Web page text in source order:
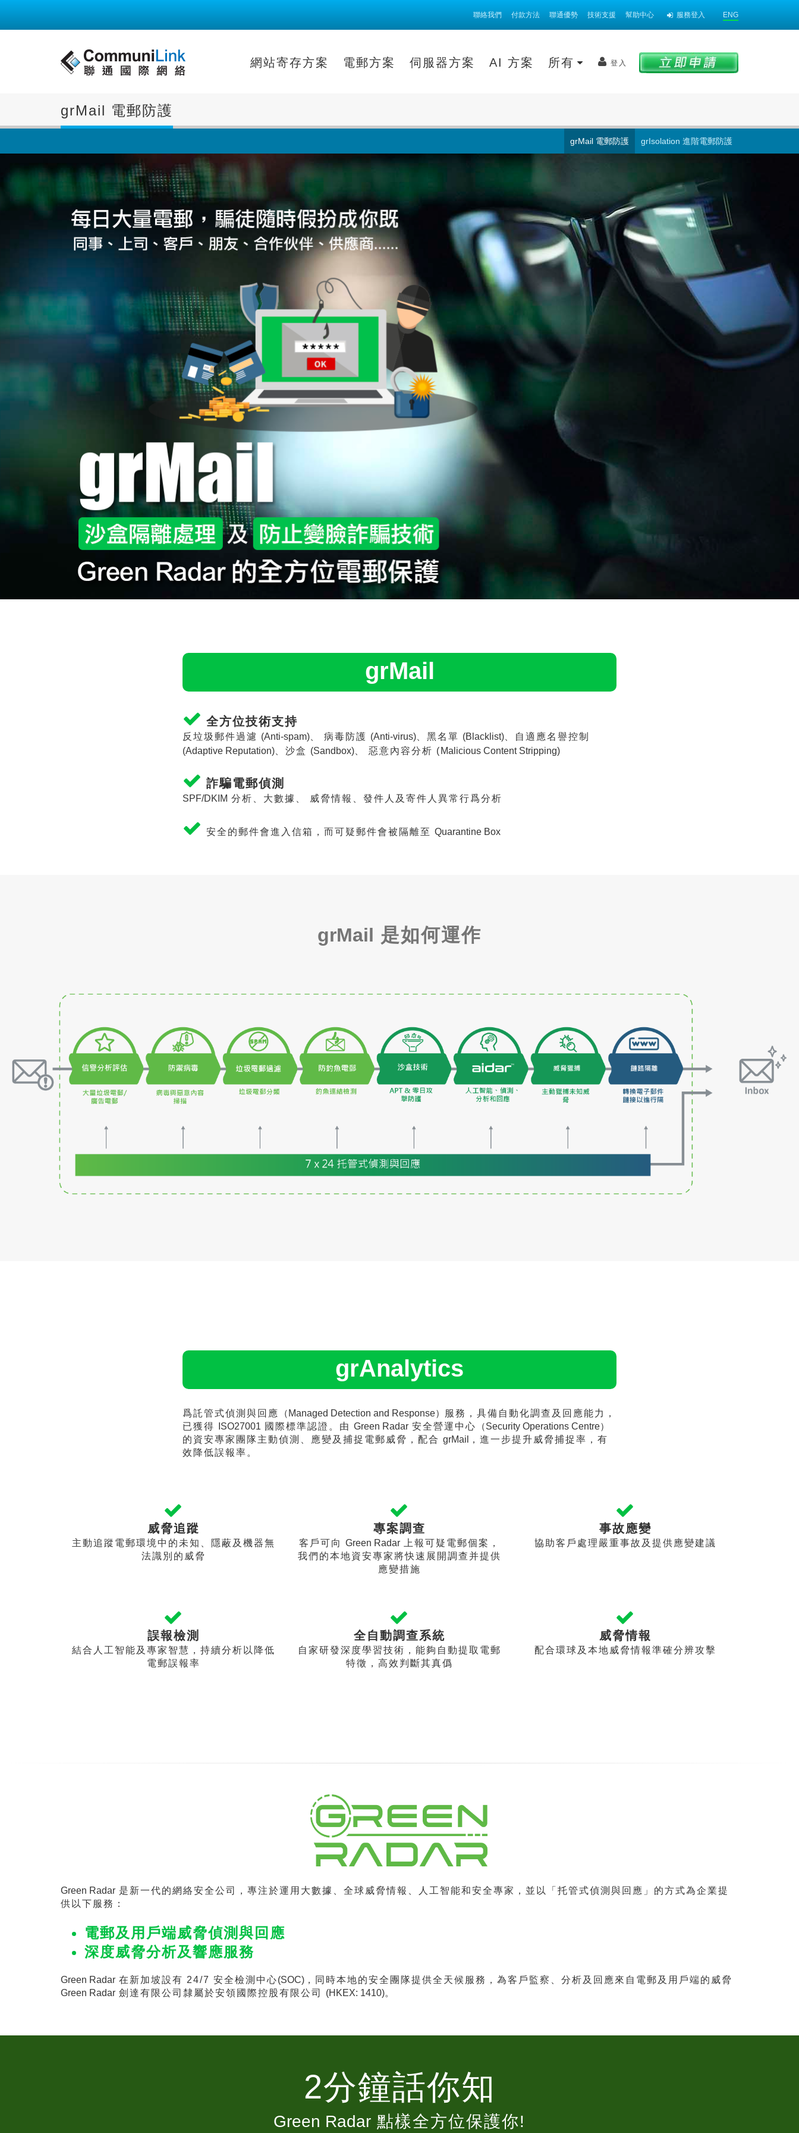
聯絡我們 付款方法 聯通優勢 技術支援 幫助中心 服務登入 ENG
網站寄存方案 電郵方案 伺服器方案 AI 方案 所有 登入
grMail 電郵防護
grIsolation 進階電郵防護
grMail 電郵防護
grMail
全方位技術支持
反垃圾郵件過濾 (Anti-spam) 、 病毒防護 (Anti-virus) 、黑名單 (Blacklist) 、自適應名譽控制
(Adaptive Reputation) 、沙盒 (Sandbox) 、 惡意內容分析 ( Malicious Content Stripping)
詐騙電郵偵測
SPF/DKIM 分析、大數據、 威脅情報、發件人及寄件人異常行爲分析
安全的郵件會進入信箱，而可疑郵件會被隔離至 Quarantine Box
grMail 是如何運作
grAnalytics
爲託管式偵測與回應 （Managed Detection and Response）
服務，具備自動化調查及回應能力，
已獲得
ISO27001 國際標準認證。由 Green Radar 安全營運中心
（Security Operations Centre）
的資安專家團隊主動偵測、應變及捕捉電郵威脅，配合 grMail
，進一步提升威脅捕捉率，有
效降低誤報率。
威脅追蹤
主動追蹤電郵環境中的未知、隱蔽及機器無
法識別的威脅
專案調查
客戶可向 Green Radar 上報可疑電郵個案，
我們的本地資安專家將快速展開調查并提供
應變措施
事故應變
協助客戶處理嚴重事故及提供應變建議
誤報檢測
結合人工智能及專家智慧，持續分析以降低
電郵誤報率
全自動調查系統
自家研發深度學習技術，能夠自動提取電郵
特徵，高效判斷其真僞
威脅情報
配合環球及本地威脅情報準確分辨攻擊
Green Radar 是新一代的網絡安全公司，專注於運用大數據、全球威脅情報、人工智能和安全專家，並以「托管式偵測與回應」的方式為企業提
供以下服務：
電郵及用戶端威脅偵測與回應
深度威脅分析及響應服務
Green Radar 在新加坡設有 24/7 安全檢測中心(SOC) ，同時本地的安全團隊提供全天候服務，為客戶監察、分析及回應來自電郵及用戶端的威脅
Green Radar 劍達有限公司隸屬於安領國際控股有限公司 (HKEX: 1410)。
2分鐘話你知
Green Radar 點樣全方位保護你!